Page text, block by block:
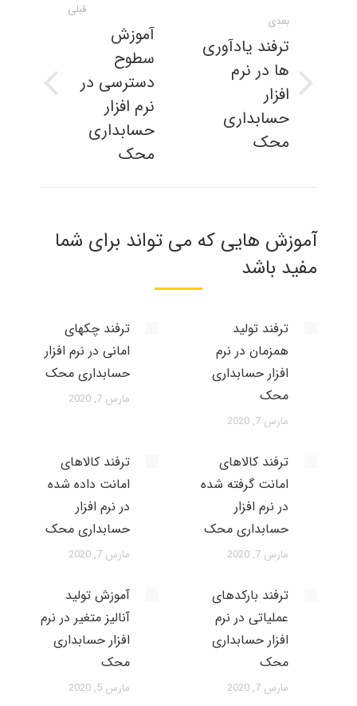
مطلب
قبلی
پست
آموزش
سطوح
دسترسی در
نرم افزار
حسابداری
محک
بعدی
نوشته
بعدی:
ترفند یادآوری
ها در نرم
افزار
حسابداری
محک
آموزش هایی که می تواند برای شما
مفید باشد
ترفند تولید
همزمان در نرم
افزار حسابداری
محک
مارس 7, 2020
ترفند چکهای
امانی در نرم افزار
حسابداری محک
مارس 7, 2020
ترفند کالاهای
امانت گرفته شده
در نرم افزار
حسابداری محک
مارس 7, 2020
ترفند کالاهای
امانت داده شده
در نرم افزار
حسابداری محک
مارس 7, 2020
ترفند بارکدهای
عملیاتی در نرم
افزار حسابداری
محک
مارس 7, 2020
آموزش تولید
آنالیز متغیر در نرم
افزار حسابداری
محک
مارس 5, 2020